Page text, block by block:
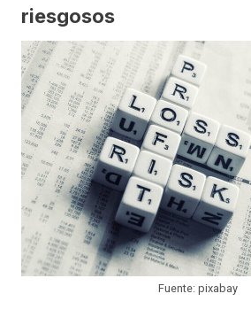
riesgosos
Fuente: pixabay